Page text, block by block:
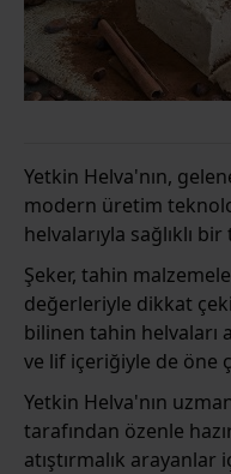
Yetkin Helva'nın,
modern üretim
helvalarıyla sağlıklı
Şeker, tahin
değerleriyle dikkat
bilinen tahin helvaları
ve lif içeriğiyle de öne
Yetkin Helva'nın
tarafından özenle
atıştırmalık